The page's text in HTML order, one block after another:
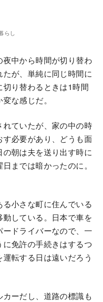
らし
中から時間が切り替わ
が、単純に同じ時間に
り替わるときは1時間
な感じだ。
ていたが、家の中の時
必要があり、どうも面
朝は夫を送り出す時に
までは暗かったのに。
小さな町に住んでいる
している。日本で車を
ドライバーなので、一
免許の手続きはするつ
転する日は遠いだろう
ーだし、道路の標識も